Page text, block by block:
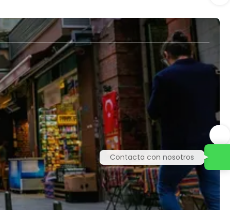
Contacta con nosotros